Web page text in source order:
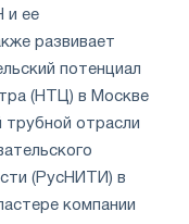
и ее
развивает
потенциал
(НТЦ) в Москве
трубной отрасли
(РусНИТИ) в
компании